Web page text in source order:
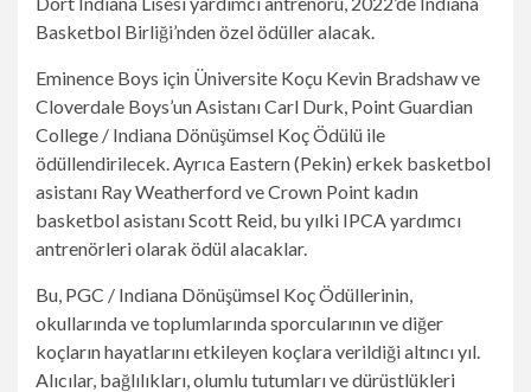
Basketbol Birliği’nden özel ödüller alacak.
Eminence Boys için Üniversite Koçu Kevin Bradshaw ve
Cloverdale Boys’un Asistanı Carl Durk, Point Guardian
College / Indiana Dönüşümsel Koç Ödülü ile
ödüllendirilecek. Ayrıca Eastern (Pekin) erkek basketbol
asistanı Ray Weatherford ve Crown Point kadın
basketbol asistanı Scott Reid, bu yılki IPCA yardımcı
antrenörleri olarak ödül alacaklar.
Bu, PGC / Indiana Dönüşümsel Koç Ödüllerinin,
okullarında ve toplumlarında sporcularının ve diğer
koçların hayatlarını etkileyen koçlara verildiği altıncı yıl.
Alıcılar, bağlılıkları, olumlu tutumları ve dürüstlükleri